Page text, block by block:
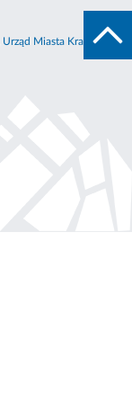
Urząd Miasta Krakowa